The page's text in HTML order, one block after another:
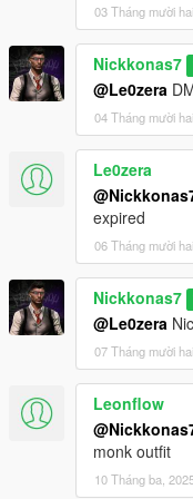
03 Tháng mười
Nickkonas7
@Le0zera
04 Tháng mười
Le0zera
expired
06 Tháng mười
Nickkonas7
@Le0zera
07 Tháng mười
Leonflow
monk outfit
10 Tháng ba,